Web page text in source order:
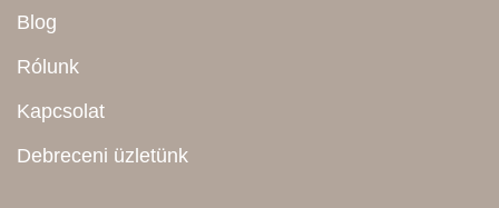
Blog
Rólunk
Kapcsolat
Debreceni üzletünk